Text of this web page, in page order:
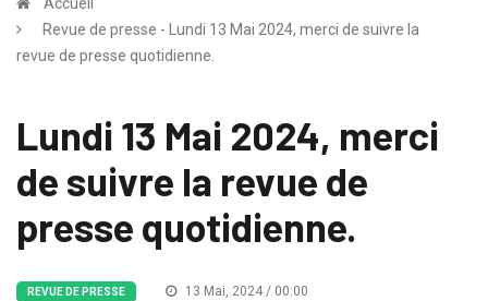
Revue de presse - Lundi 13 Mai 2024, merci de suivre la
revue de presse quotidienne.
Lundi 13 Mai 2024, merci
de suivre la revue de
presse quotidienne.
REVUE DE PRESSE 13 Mai, 2024 / 00:00